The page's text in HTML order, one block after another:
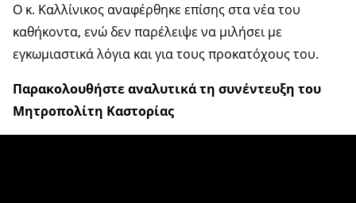
Ο κ. Καλλίνικος αναφέρθηκε επίσης στα νέα του
καθήκοντα, ενώ δεν παρέλειψε να μιλήσει με
εγκωμιαστικά λόγια και για τους προκατόχους του.
Παρακολουθήστε αναλυτικά τη συνέντευξη του
Μητροπολίτη Καστορίας